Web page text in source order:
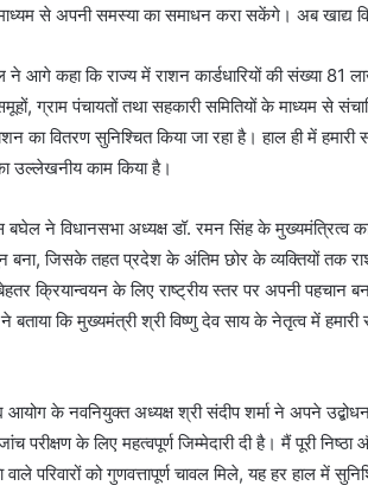
से अपनी समस्या का समाधन करा सकेंगे। अब खाद्य
ने आगे कहा कि राज्य में राशन कार्डधारियों की संख्या
ग्राम पंचायतों तथा सहकारी समितियों के माध्यम से
का वितरण सुनिश्चित किया जा रहा है। हाल ही में
उल्लेखनीय काम किया है।
बघेल ने विधानसभा अध्यक्ष डॉ. रमन सिंह के
बना, जिसके तहत प्रदेश के अंतिम छोर के व्यक्तियों तक
क्रियान्वयन के लिए राष्ट्रीय स्तर पर अपनी पहचान
बताया कि मुख्यमंत्री श्री विष्णु देव साय के नेतृत्व में
आयोग के नवनियुक्त अध्यक्ष श्री संदीप शर्मा ने अपने
परीक्षण के लिए महत्वपूर्ण जिम्मेदारी दी है। मैं पूरी
परिवारों को गुणवत्तापूर्ण चावल मिले, यह हर हाल में